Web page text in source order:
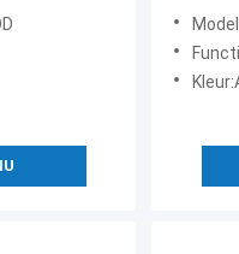
zeep
pomp